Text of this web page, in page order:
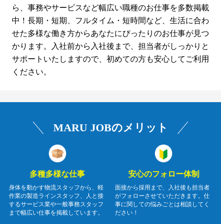
ら、事務やサービスなど幅広い職種のお仕事を多数掲載
中！長期・短期、フルタイム・短時間など、生活に合わ
せた多様な働き方からあなたにぴったりのお仕事が見つ
かります。入社前から入社後まで、担当者がしっかりと
サポートいたしますので、初めての方も安心してご利用
ください。
MARU JOBのメリット
多種多様な仕事
身体を動かす物流スタッフから、軽
作業の製造ラインスタッフ、人と接
するサービス業や一般事務スタッフ
まで幅広い仕事を掲載しています。
安心のフォロー体制
面接から採用まで、入社後も担当者
がフォローさせていただきます。仕
事に関しての悩みごとは相談してく
ださい！